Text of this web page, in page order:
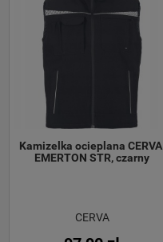
Kamizelka ocieplana CERVA
EMERTON STR, czarny
CERVA